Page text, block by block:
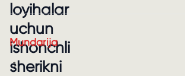
loyihalar
uchun
ishonchli
sherikni
Mundarija
1